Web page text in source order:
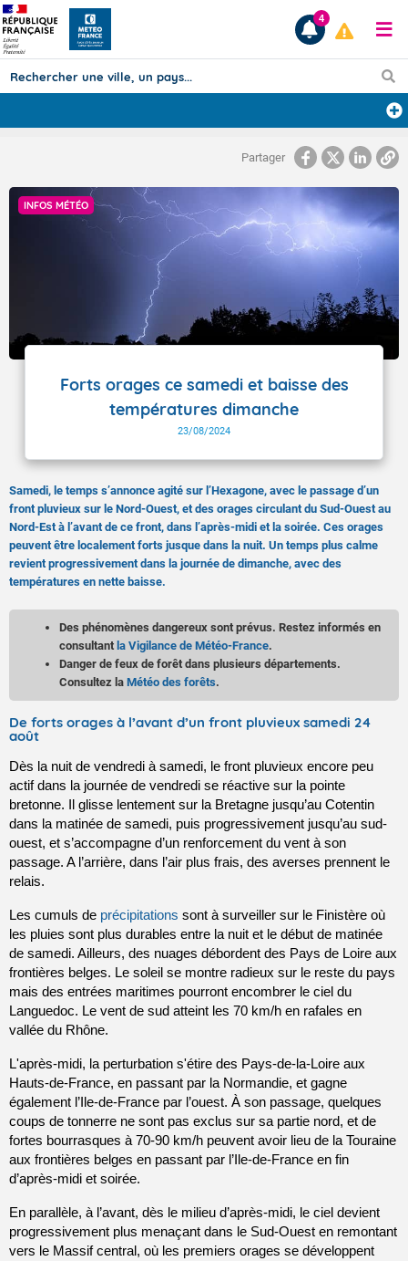
Prévisions
TOUS LES RÉSULTATS
Articles
4
Partager
INFOS MÉTÉO
Forts orages ce samedi et baisse des
températures dimanche
23/08/2024
Samedi, le temps s’annonce agité sur l’Hexagone, avec le passage d’un
front pluvieux sur le Nord-Ouest, et des orages circulant du Sud-Ouest au
Nord-Est à l’avant de ce front, dans l’après-midi et la soirée. Ces orages
peuvent être localement forts jusque dans la nuit. Un temps plus calme
revient progressivement dans la journée de dimanche, avec des
températures en nette baisse.
Des phénomènes dangereux sont prévus. Restez informés en
consultant la Vigilance de Météo-France.
Danger de feux de forêt dans plusieurs départements.
Consultez la Météo des forêts.
De forts orages à l’avant d’un front pluvieux samedi 24
août
Dès la nuit de vendredi à samedi, le front pluvieux encore peu
actif dans la journée de vendredi se réactive sur la pointe
bretonne. Il glisse lentement sur la Bretagne jusqu’au Cotentin
dans la matinée de samedi, puis progressivement jusqu’au sud-
ouest, et s’accompagne d’un renforcement du vent à son
passage. A l’arrière, dans l’air plus frais, des averses prennent le
relais.
Les cumuls de précipitations sont à surveiller sur le Finistère où
les pluies sont plus durables entre la nuit et le début de matinée
de samedi. Ailleurs, des nuages débordent des Pays de Loire aux
frontières belges. Le soleil se montre radieux sur le reste du pays
mais des entrées maritimes pourront encombrer le ciel du
Languedoc. Le vent de sud atteint les 70 km/h en rafales en
vallée du Rhône.
L'après-midi, la perturbation s'étire des Pays-de-la-Loire aux
Hauts-de-France, en passant par la Normandie, et gagne
également l’Ile-de-France par l’ouest. À son passage, quelques
coups de tonnerre ne sont pas exclus sur sa partie nord, et de
fortes bourrasques à 70-90 km/h peuvent avoir lieu de la Touraine
aux frontières belges en passant par l’Ile-de-France en fin
d’après-midi et soirée.
En parallèle, à l’avant, dès le milieu d’après-midi, le ciel devient
progressivement plus menaçant dans le Sud-Ouest en remontant
vers le Massif central, où les premiers orages se développent